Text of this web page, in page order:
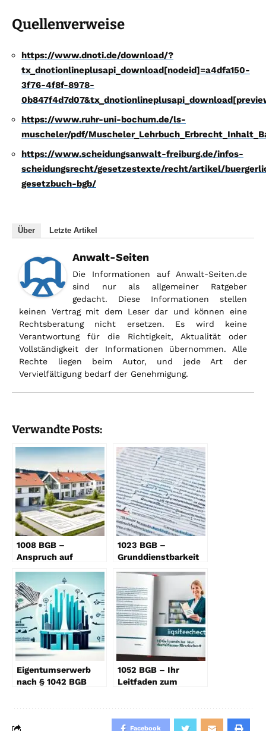
Quellenverweise
https://www.dnoti.de/download/?
tx_dnotionlineplusapi_download[nodeid]=a4dfa150-
3f76-4f8f-8978-
https://www.ruhr-uni-bochum.de/ls-
muscheler/pdf/
https://www.scheidungsanwalt-freiburg.de/infos-
scheidungsrecht/gesetzestexte/recht/artikel/
gesetzbuch-bgb/
Über Letzte Artikel
Anwalt-Seiten
Die Informationen auf Anwalt-Seiten.de
sind nur als allgemeiner Ratgeber
gedacht. Diese Informationen stellen
keinen Vertrag mit dem Leser dar und können eine
Rechtsberatung nicht ersetzen. Es wird keine
Verantwortung für die Richtigkeit, Aktualität oder
Vollständigkeit der Informationen übernommen. Alle
Rechte liegen beim Autor, und jede Art der
Vervielfältigung bedarf der Genehmigung.
Verwandte Posts:
1008 BGB –
Anspruch auf
erklärt
1023 BGB –
Grunddienstbarkeit
Eigentumserwerb
nach § 1042 BGB
1052 BGB – Ihr
Leitfaden zum
Facebook